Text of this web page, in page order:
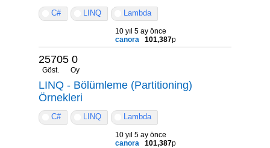
C# LINQ Lambda
10 yıl 5 ay önce
canora
101,387p
25705
Göst.
0
Oy
LINQ - Bölümleme (Partitioning)
Örnekleri
C# LINQ Lambda
10 yıl 5 ay önce
canora
101,387p